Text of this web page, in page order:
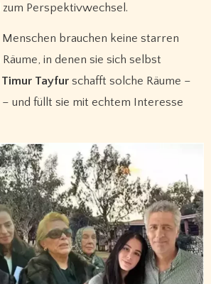
Perspektivwechsel.
Menschen brauchen keine starren
in denen sie sich selbst
Timur Tayfurschafft solche Räume –
und füllt sie mit echtem Interesse